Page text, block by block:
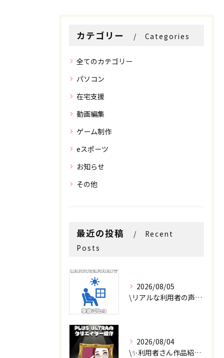
カテゴリー Categories
全てのカテゴリー
パソコン
在宅支援
動画編集
ゲーム制作
eスポーツ
お知らせ
その他
最近の投稿
Recent
Posts
2026/08/05
\リアルな利用者の声📣/
2026/08/04
\✨利用者さん作品紹介✨/
お問い合わせはこちら
お問い合わせはこちら